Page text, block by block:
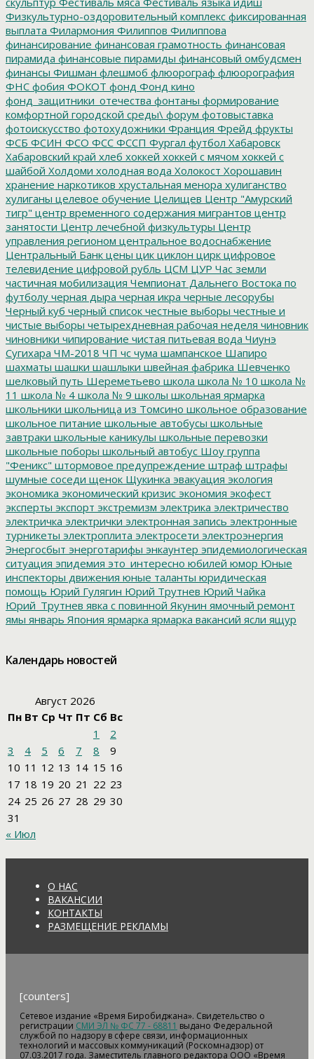
Физкультурно-оздоровительный комплекс фиксированная
выплата Филармония Филиппов Филиппова
финансирование финансовая грамотность финансовая
пирамида финансовые пирамиды финансовый омбудсмен
финансы Фишман флешмоб флюорограф флюорография
ФНС фобия ФОКОТ фонд Фонд кино
фонд_защитники_отечества фонтаны формирование
комфортной городской среды\ форум фотовыставка
фотоискусство фотохудожники Франция Фрейд фрукты
ФСБ ФСИН ФСО ФСС ФССП Фургал футбол Хабаровск
Хабаровский край хлеб хоккей хоккей с мячом хоккей с
шайбой Холдоми холодная вода Холокост Хорошавин
хранение наркотиков хрустальная менора хулиганство
хулиганы целевое обучение Целищев Центр "Амурский
тигр" центр временного содержания мигрантов центр
занятости Центр лечебной физкультуры Центр
управления регионом центральное водоснабжение
Центральный Банк цены цик циклон цирк цифровое
телевидение цифровой рубль ЦСМ ЦУР Час земли
частичная мобилизация Чемпионат Дальнего Востока по
футболу черная дыра черная икра черные лесорубы
Черный куб черный список честные выборы честные и
чистые выборы четырехдневная рабочая неделя чиновник
чиновники чипирование чистая питьевая вода Чиунэ
Сугихара ЧМ-2018 ЧП чс чума шампанское Шапиро
шахматы шашки шашлыки швейная фабрика Шевченко
шелковый путь Шереметьево школа школа № 10 школа №
11 школа № 4 школа № 9 школы школьная ярмарка
школьники школьница из Томсино школьное образование
школьное питание школьные автобусы школьные
завтраки школьные каникулы школьные перевозки
школьные поборы школьный автобус Шоу группа
"Феникс" штормовое предупреждение штраф штрафы
шумные соседи щенок Щукинка эвакуация экология
экономика экономический кризис экономия экофест
эксперты экспорт экстремизм электрика электричество
электричка электрички электронная запись электронные
турникеты электроплита электросети электроэнергия
Энергосбыт энерготарифы энкаунтер эпидемиологическая
ситуация эпидемия это_интересно юбилей юмор Юные
инспекторы движения юные таланты юридическая
помощь Юрий Гулягин Юрий Трутнев Юрий Чайка
Юрий_Трутнев явка с повинной Якунин ямочный ремонт
ямы январь Япония ярмарка ярмарка вакансий ясли ящур
Календарь новостей
Август 2026
Пн Вт Ср Чт Пт Сб Вс
1
2
3
4 5 6 7 8
9
10 11 12 13 14 15 16
17 18 19 20 21 22 23
24 25 26 27 28 29 30
31
« Июл
О НАС
ВАКАНСИИ
КОНТАКТЫ
РАЗМЕЩЕНИЕ РЕКЛАМЫ
[counters]
Сетевое издание «Время Биробиджана». Свидетельство о
регистрации СМИ ЭЛ № ФС 77 - 68811 выдано Федеральной
службой по надзору в сфере связи, информационных
технологий и массовых коммуникаций (Роскомнадзор) от
07.03.2017 года. Заместитель главного редактора ООО «Время